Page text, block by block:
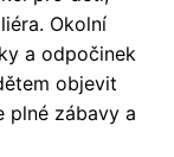
Okolní
a odpočinek
objevit
plné zábavy a